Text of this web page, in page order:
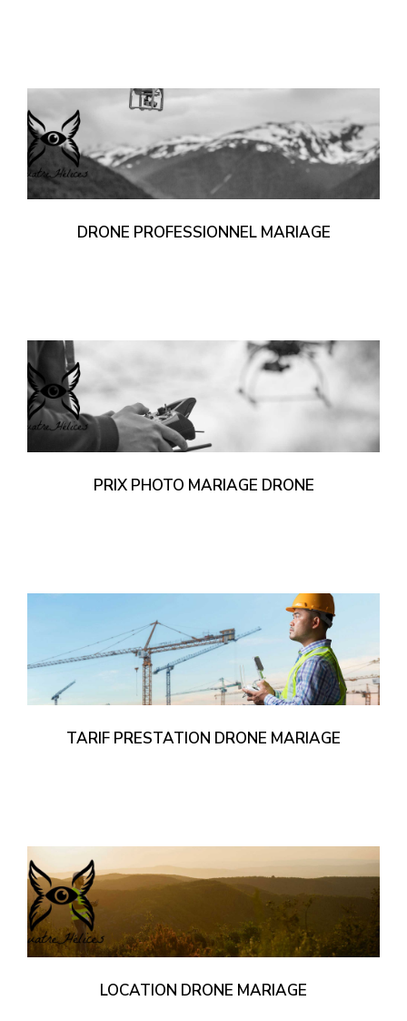
DRONE PROFESSIONNEL MARIAGE
PRIX PHOTO MARIAGE DRONE
TARIF PRESTATION DRONE MARIAGE
LOCATION DRONE MARIAGE